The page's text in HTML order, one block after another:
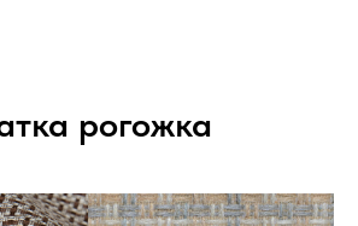
рогожка